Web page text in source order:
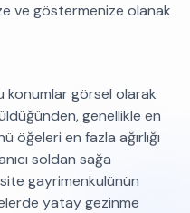
ve göstermenize olanak
konumlar görsel olarak
genellikle en
öğeleri en fazla ağırlığı
soldan sağa
gayrimenkulünün
yatay gezinme